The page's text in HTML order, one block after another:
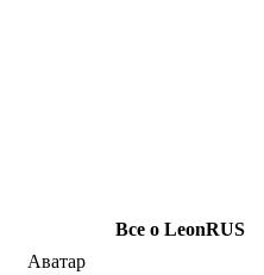
Все о LeonRUS
Аватар